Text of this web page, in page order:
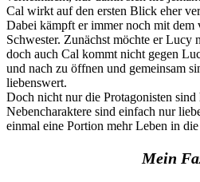
Cal wirkt auf den ersten Blick eher
Dabei kämpft er immer noch mit dem
Schwester. Zunächst möchte er Lucy
doch auch Cal kommt nicht gegen
und nach zu öffnen und gemeinsam
liebenswert.
Doch nicht nur die Protagonisten
Nebencharaktere sind einfach nur
einmal eine Portion mehr Leben in
Mein